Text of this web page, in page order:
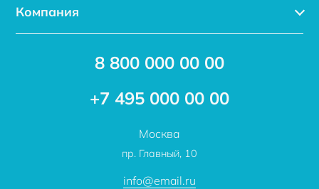
Услуги
Компания
8 800 000 00 00
+7 495 000 00 00
Москва
пр. Главный, 10
info@email.ru